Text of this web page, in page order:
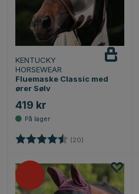
KENTUCKY
HORSEWEAR
Fluemaske Classic med
ører Sølv
419 kr
Karakter: (20)